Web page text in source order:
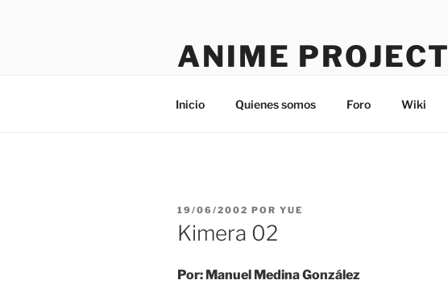
ANIME PROJECT
Inicio Quienes somos Foro Wiki
PUBLICADO
EL
19/06/2002 POR YUE
Kimera 02
Por: Manuel Medina González